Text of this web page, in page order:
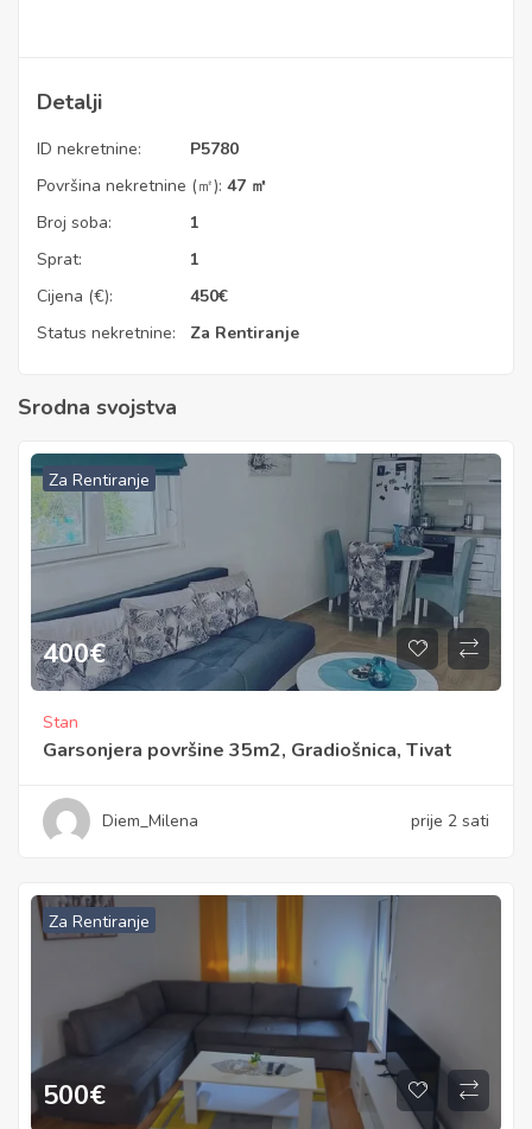
Detalji
ID nekretnine:
P5780
Površina nekretnine (㎡): 47 ㎡
Broj soba:
1
Sprat:
1
Cijena (€):
450€
Status nekretnine:
Za Rentiranje
Srodna svojstva
Za Rentiranje
400€
Stan
Garsonjera površine 35m2, Gradiošnica, Tivat
Diem_Milena prije 2 sati
Za Rentiranje
500€